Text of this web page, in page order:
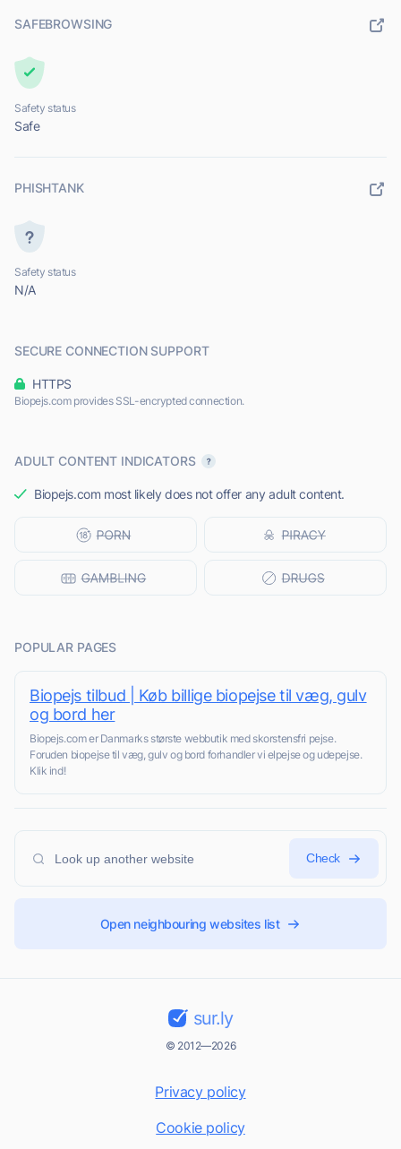
SAFEBROWSING
Safety status
Safe
PHISHTANK
Safety status
N/A
SECURE CONNECTION SUPPORT
HTTPS
Biopejs.com provides SSL-encrypted connection.
ADULT CONTENT INDICATORS
Biopejs.com most likely does not offer any adult content.
POPULAR PAGES
Biopejs tilbud | Køb billige biopejse til væg, gulv
og bord her
Biopejs.com er Danmarks største webbutik med skorstensfri pejse.
Foruden biopejse til væg, gulv og bord forhandler vi elpejse og udepejse.
Klik ind!
Check
Open neighbouring websites list
sur.ly
© 2012—2026
Privacy policy
Cookie policy